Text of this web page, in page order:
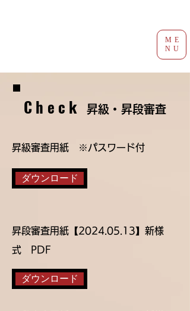
ME
NU
Check 昇級・昇段審査
昇級審査用紙 ※パスワード付
ダウンロード
​昇段審査用紙【2024.05.13】新様
式 PDF
ダウンロード